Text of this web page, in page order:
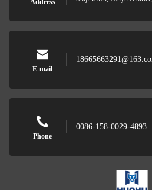
Address
E-mail
Phone
0086-158-0029-4893